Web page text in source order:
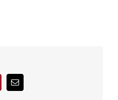
PinterestCorreo
electrónico